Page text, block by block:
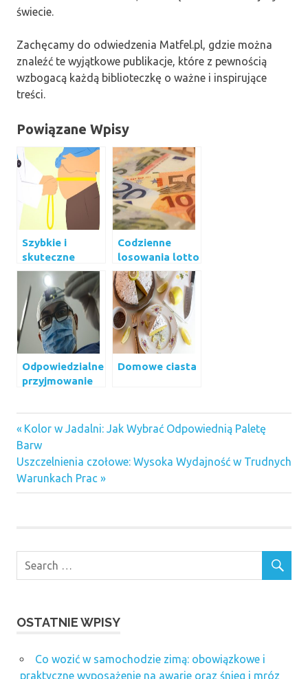
świecie.
Zachęcamy do odwiedzenia Matfel.pl, gdzie można
znaleźć te wyjątkowe publikacje, które z pewnością
wzbogacą każdą biblioteczkę o ważne i inspirujące
treści.
Powiązane Wpisy
Szybkie i
skuteczne
odchudzanie
Codzienne
losowania lotto
Odpowiedzialne
przyjmowanie
Domowe ciasta
Nawigacja
wpisu
Previous
Post:
Kolor w Jadalni: Jak Wybrać Odpowiednią Paletę
Barw
Next
Post:
Uszczelnienia czołowe: Wysoka Wydajność w Trudnych
Warunkach Prac
OSTATNIE WPISY
Co wozić w samochodzie zimą: obowiązkowe i
praktyczne wyposażenie na awarie oraz śnieg i mróz